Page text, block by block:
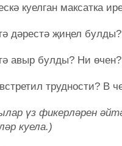
куелган максатка
дәрестә җиңел булды?
авыр булды? Ни өчен?
трудности? В
үз фикерләрен
куела.)